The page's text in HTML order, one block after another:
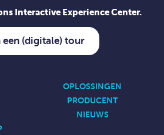
Interactive Experience Center.
een (digitale) tour
OPLOSSINGEN
PRODUCENT
NIEUWS